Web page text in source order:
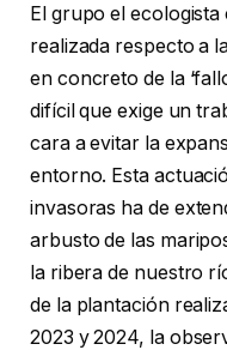
El grupo el
realizada respecto a
en concreto de la
difícil que exige un
cara a evitar la
entorno. Esta
invasoras ha de
arbusto de las
la ribera de nuestro
de la plantación
2023 y 2024, la